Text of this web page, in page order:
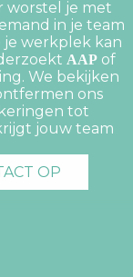
worstel je met
in je team
je werkplek kan
AAP of
We bekijken
ons
tot
jouw team
OP